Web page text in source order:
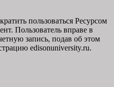
пользоваться Ресурсом
Пользователь вправе в
запись, подав об этом
edisonuniversity.ru.